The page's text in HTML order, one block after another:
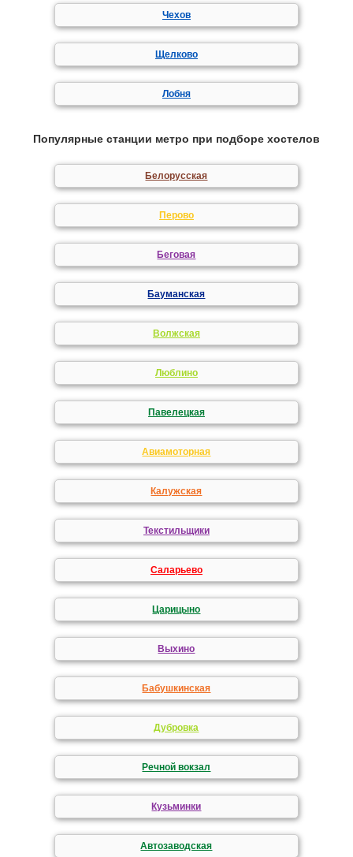
Чехов
Щелково
Лобня
Популярные станции метро при подборе хостелов
Белорусская
Перово
Беговая
Бауманская
Волжская
Люблино
Павелецкая
Авиамоторная
Калужская
Текстильщики
Саларьево
Царицыно
Выхино
Бабушкинская
Дубровка
Речной вокзал
Кузьминки
Автозаводская